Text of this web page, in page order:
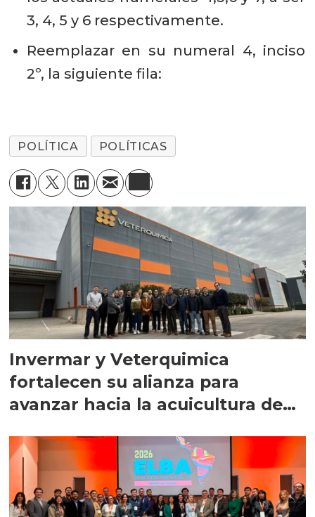
3, 4, 5 y 6 respectivamente.
Reemplazar en su numeral 4, inciso
2º, la siguiente fila:
POLÍTICA POLÍTICAS
Invermar y Veterquimica
fortalecen su alianza para
avanzar hacia la acuicultura de